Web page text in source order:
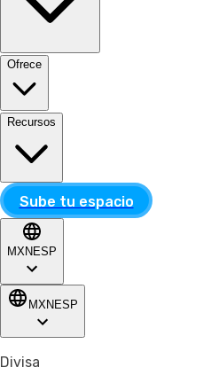
Ofrece
Recursos
Sube tu espacio
MXN ESP
MXN ESP
Divisa